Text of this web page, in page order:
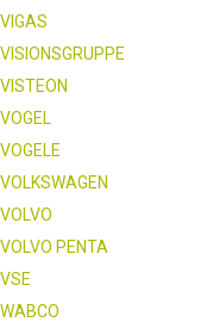
VIGAS
VISIONSGRUPPE
VISTEON
VOGEL
VOGELE
VOLKSWAGEN
VOLVO
VOLVO PENTA
VSE
WABCO